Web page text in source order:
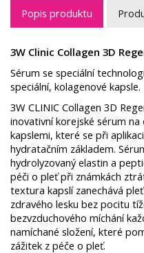
Popis produktu
3W Clinic Collagen 3D
Sérum se speciální
speciální, kolagenové kapsle.
3W CLINIC Collagen 3D
inovativní korejské sérum
kapslemi, které se při
hydratačním základem.
hydrolyzovaný elastin a
péči o pleť při známkách
textura kapslí zanechává
zdravého lesku bez pocitu
bezvzduchového míchání
namíchané složení, které
zážitek z péče o pleť.